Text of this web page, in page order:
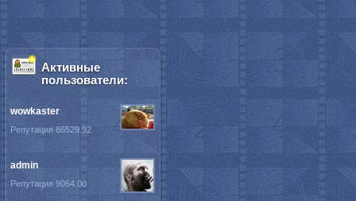
Активные
пользователи:
wowkaster
Репутация 86529.92
admin
Репутация 9064.00